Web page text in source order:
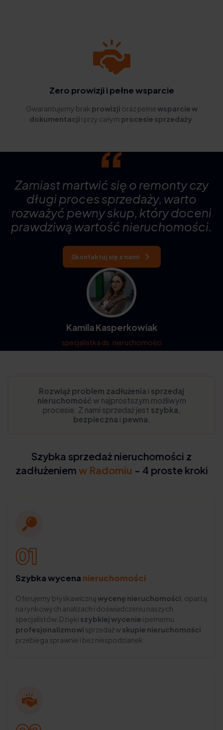
Zero prowizji i pełne wsparcie
Gwarantujemy brak prowizji oraz pełnewsparcie w
dokumentacji i przy całym procesie sprzedaży
Zamiast martwić się o remonty czy
długi proces sprzedaży, warto
rozważyć pewny skup, który doceni
prawdziwą wartość nieruchomości.
Skontaktuj się z nami
Kamila Kasperkowiak
specjalistka ds. nieruchomości
Szybka sprzedaż nieruchomości z
zadłużeniem w Radomiu - 4 proste kroki
Rozwiąż problem zadłużenia i sprzedaj
nieruchomość w najprostszym możliwym
procesie. Z nami sprzedaż jest szybka
bezpieczna i pewna
Szybka wycena nieruchomości
Oferujemy błyskawicznąwycenę nieruchomości , opartą
na rynkowych analizach i doświadczeniu naszych
specjalistów. Dzięki szybkiej wycenie i pełnemu
profesjonalizmowi sprzedaż wskupie nieruchomości
przebiega sprawnie i bez niespodzianek.